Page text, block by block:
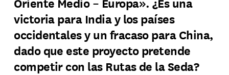
victoria para India y los países
occidentales y un fracaso para China,
dado que este proyecto pretende
competir con las Rutas de la Seda?